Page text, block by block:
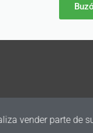
generar nuevos